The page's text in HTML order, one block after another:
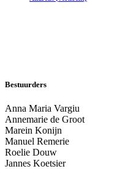
Bestuurders
Anna Maria Vargiu
Annemarie de Groot
Marein Konijn
Manuel Remerie
Roelie Douw
Jannes Koetsier